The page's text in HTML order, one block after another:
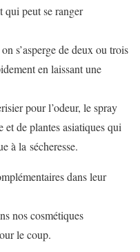
qui peut se ranger
s’asperge de deux ou trois
en laissant une
pour l’odeur, le spray
et de plantes asiatiques qui
à la sécheresse.
dans leur
nos cosmétiques
le coup.